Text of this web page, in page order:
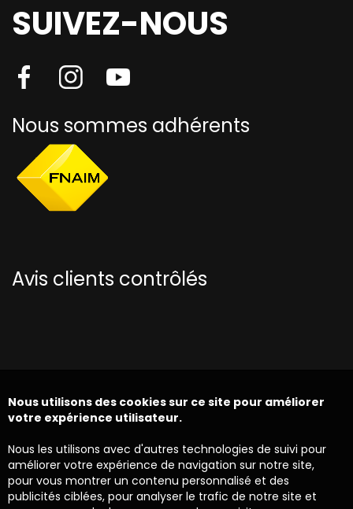
SUIVEZ-NOUS
Nous sommes adhérents
Avis clients contrôlés
Nous utilisons des cookies sur ce site pour améliorer
votre expérience utilisateur.
Nous les utilisons avec d'autres technologies de suivi pour
améliorer votre expérience de navigation sur notre site,
pour vous montrer un contenu personnalisé et des
publicités ciblées, pour analyser le trafic de notre site et